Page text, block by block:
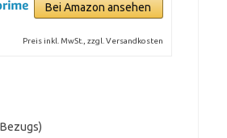
Bei Amazon ansehen
Preis inkl. MwSt., zzgl. Versandkosten